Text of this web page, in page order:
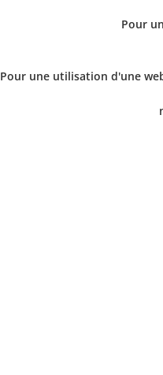
Pour
Pour une utilisation d'une